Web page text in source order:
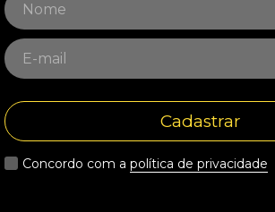
Cadastrar
Concordo com a política de privacidade